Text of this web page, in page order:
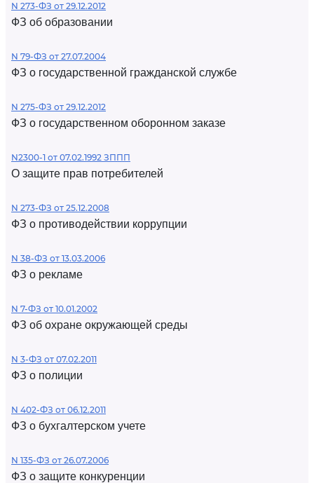
N 273-ФЗ от 29.12.2012
ФЗ об образовании
N 79-ФЗ от 27.07.2004
ФЗ о государственной гражданской службе
N 275-ФЗ от 29.12.2012
ФЗ о государственном оборонном заказе
N2300-1 от 07.02.1992 ЗППП
О защите прав потребителей
N 273-ФЗ от 25.12.2008
ФЗ о противодействии коррупции
N 38-ФЗ от 13.03.2006
ФЗ о рекламе
N 7-ФЗ от 10.01.2002
ФЗ об охране окружающей среды
N 3-ФЗ от 07.02.2011
ФЗ о полиции
N 402-ФЗ от 06.12.2011
ФЗ о бухгалтерском учете
N 135-ФЗ от 26.07.2006
ФЗ о защите конкуренции